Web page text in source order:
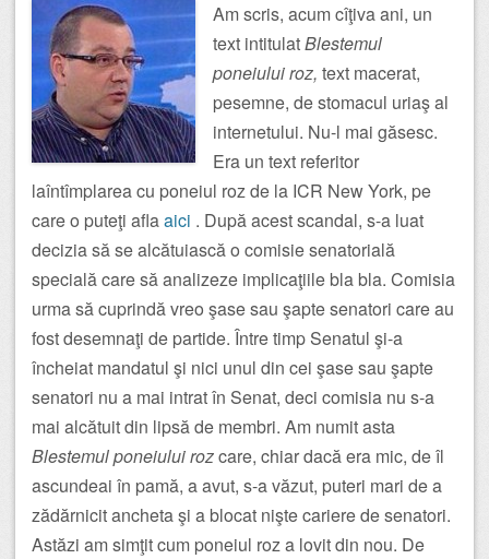
Am scris, acum cîţiva ani, un
text intitulatBlestemul
poneiului roz, text macerat,
pesemne, de stomacul uriaş al
internetului. Nu-l mai găsesc.
Era un text referitor
laîntîmplarea cu poneiul roz de la ICR New York, pe
care o puteţi aflaaici . După acest scandal, s-a luat
decizia să se alcătuiască o comisie senatorială
specială care să analizeze implicaţiile bla bla. Comisia
urma să cuprindă vreo şase sau şapte senatori care au
fost desemnaţi de partide. Între timp Senatul şi-a
încheiat mandatul şi nici unul din cei şase sau şapte
senatori nu a mai intrat în Senat, deci comisia nu s-a
mai alcătuit din lipsă de membri. Am numit asta
Blestemul poneiului rozcare, chiar dacă era mic, de îl
ascundeai în pamă, a avut, s-a văzut, puteri mari de a
zădărnicit ancheta şi a blocat nişte cariere de senatori.
Astăzi am simţit cum poneiul roz a lovit din nou. De